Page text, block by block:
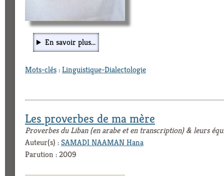
En savoir plus...
Mots-clés:Linguistique-Dialectologie
Les proverbes de ma mère
Proverbes du Liban (en arabe et en transcription) & leurs
Auteur(s) :SAMADI NAAMAN Hana
Parution : 2009